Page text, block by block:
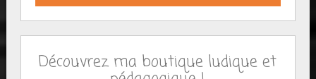
Découvrez ma boutique ludique et